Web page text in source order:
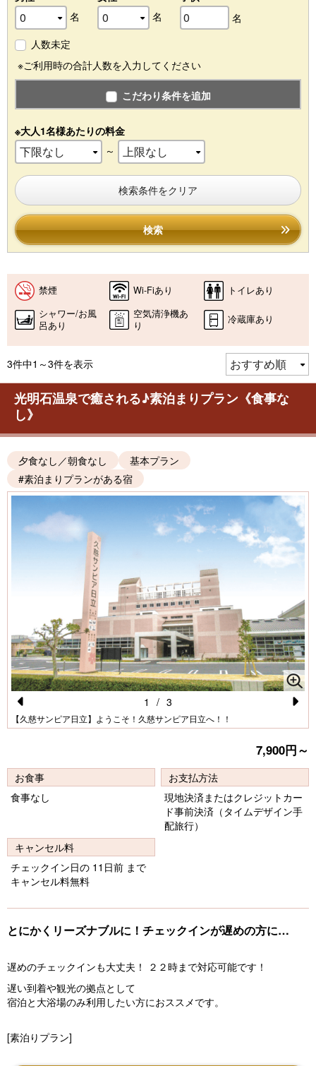
名
名
名
人数未定
※ご利用時の合計人数を入力してください
こだわり条件を追加
※大人1名様あたりの料金
～
検索条件をクリア
検索
禁煙 Wi-Fiあり
トイレあり
シャワー/お風
呂あり
空気清浄機あ
り
冷蔵庫あり
3件中1～3件を表示
光明石温泉で癒される♪素泊まりプラン《食事な
し》
夕食なし／朝食なし
基本プラン
#素泊まりプランがある宿
Pr
o
u
【久慈サンピア日立】ようこそ！久慈サンピア日立へ！！
e
xt
1 / 3
7,900円～
お食事
食事なし
お支払方法
現地決済またはクレジットカー
ド事前決済（タイムデザイン手
配旅行）
キャンセル料
チェックイン日の 11日前 まで
キャンセル料無料
とにかくリーズナブルに！チェックインが遅めの方に…
遅めのチェックインも大丈夫！ ２２時まで対応可能です！
遅い到着や観光の拠点として
宿泊と大浴場のみ利用したい方におススメです。
[素泊りプラン]